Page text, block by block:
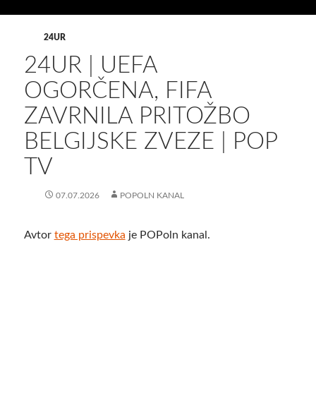
24UR
24UR | UEFA
OGORČENA, FIFA
ZAVRNILA PRITOŽBO
BELGIJSKE ZVEZE | POP
TV
07.07.2026 POPOLN KANAL
Avtor tega prispevka je POPoln kanal.